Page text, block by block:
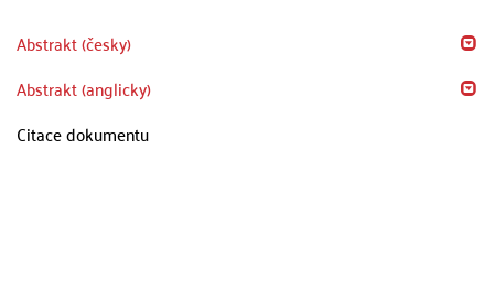
Abstrakt (česky)
Abstrakt (anglicky)
Citace dokumentu